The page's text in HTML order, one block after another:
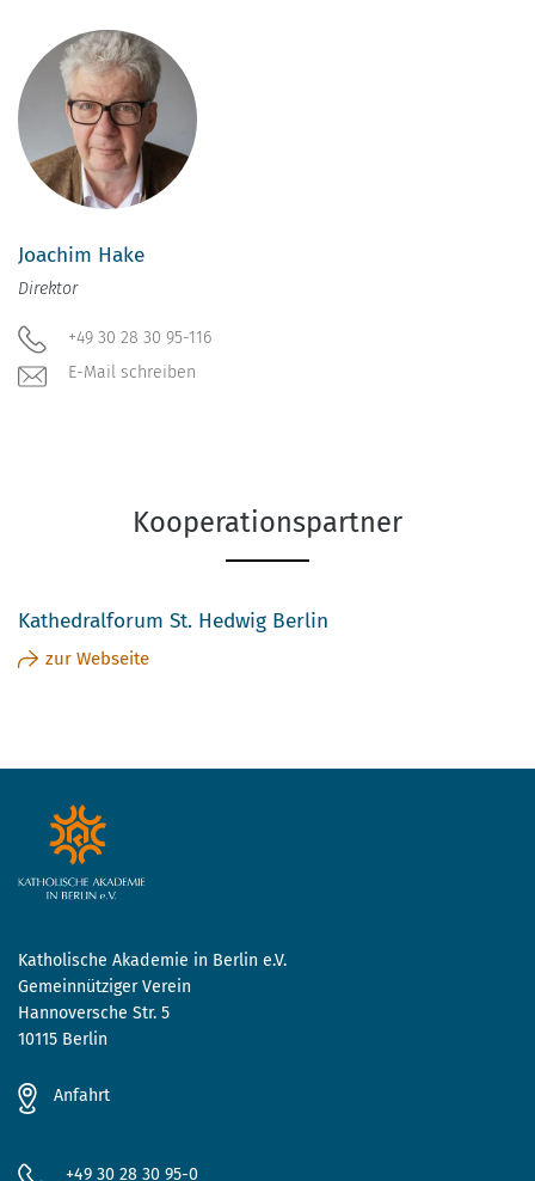
Joachim Hake
Direktor
+49 30 28 30 95-116
E-Mail schreiben
Kooperationspartner
Kathedralforum St. Hedwig Berlin
zur Webseite
Katholische Akademie in Berlin e.V.
Gemeinnütziger Verein
Hannoversche Str. 5
10115 Berlin
Anfahrt
+49 30 28 30 95-0